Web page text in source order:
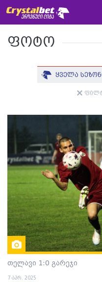
ფოტო
ყველა
თელავი 1:0 გარეჯი
7 აპრ. 2025